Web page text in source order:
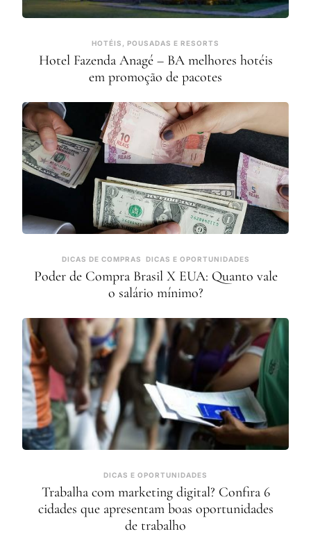
HOTÉIS, POUSADAS E RESORTS
Hotel Fazenda Anagé – BA melhores hotéis
em promoção de pacotes
DICAS DE COMPRAS DICAS E OPORTUNIDADES
Poder de Compra Brasil X EUA: Quanto vale
o salário mínimo?
DICAS E OPORTUNIDADES
Trabalha com marketing digital? Confira 6
cidades que apresentam boas oportunidades
de trabalho